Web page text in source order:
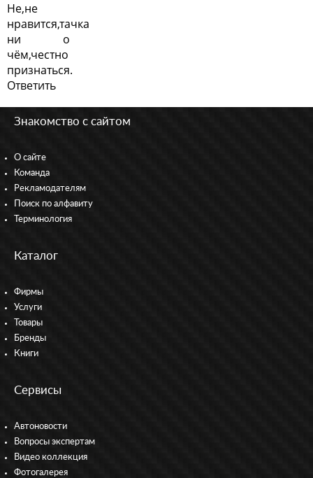
Не,не
нравится,тачка
ни о
чём,честно
признаться.
Ответить
Знакомство с сайтом
О сайте
Команда
Рекламодателям
Поиск по алфавиту
Терминология
Каталог
Фирмы
Услуги
Товары
Бренды
Книги
Сервисы
Автоновости
Вопросы экспертам
Видео коллекция
Фотогалерея